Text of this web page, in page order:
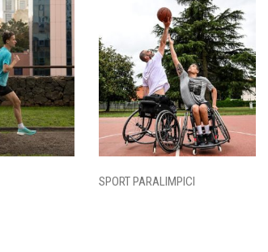
SPORT PARALIMPICI